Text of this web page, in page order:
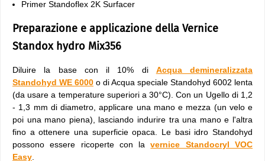
Primer Standoflex 2K Surfacer
Preparazione e applicazione della Vernice
Standox hydro Mix356
Diluire la base con il 10% di Acqua demineralizzata
Standohyd WE 6000 o di Acqua speciale Standohyd 6002 lenta
(da usare a temperature superiori a 30°C). Con un Ugello di 1,2
- 1,3 mm di diametro, applicare una mano e mezza (un velo e
poi una mano piena), lasciando indurire tra una mano e l'altra
fino a ottenere una superficie opaca. Le basi idro Standohyd
possono essere ricoperte con lavernice Standocryl VOC
Easy